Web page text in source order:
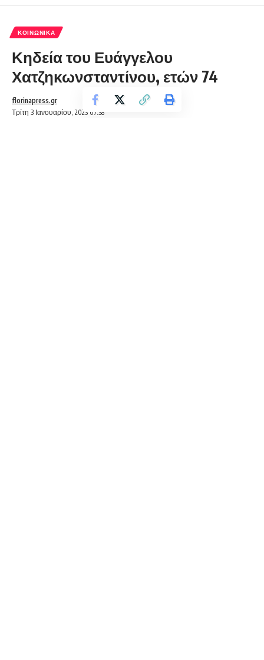
ΚΟΙΝΩΝΙΚΆ
Κηδεία του Ευάγγελου
Χατζηκωνσταντίνου, ετών 74
Τρίτη 3 Ιανουαρίου, 2023 07:38
florinapress.gr